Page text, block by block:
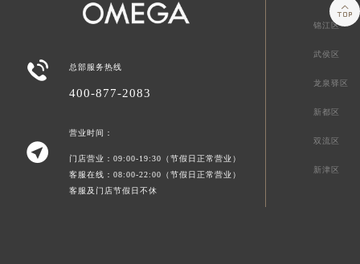
 总部服务热线
400-877-2083

营业时间：
门店营业：09:00-19:30（节假日正常营业）
客服在线：08:00-22:00（节假日正常营业）
客服及门店节假日不休
锦江区
武侯区
龙泉驿区
新都区
双流区
新津区
